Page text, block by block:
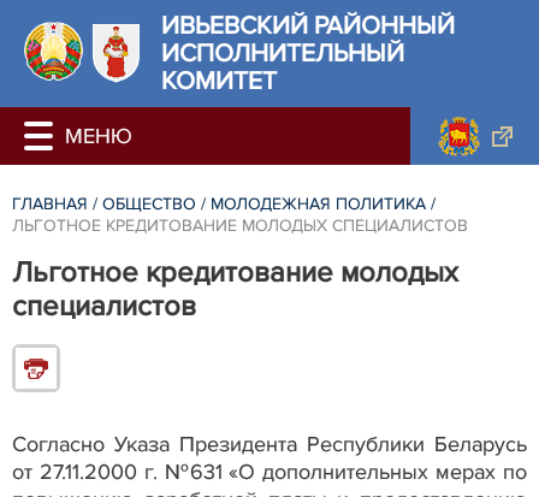
ИВЬЕВСКИЙ РАЙОННЫЙ
ИСПОЛНИТЕЛЬНЫЙ
КОМИТЕТ
ГЛАВНАЯ / ОБЩЕСТВО / МОЛОДЕЖНАЯ ПОЛИТИКА /
ЛЬГОТНОЕ КРЕДИТОВАНИЕ МОЛОДЫХ СПЕЦИАЛИСТОВ
Льготное кредитование молодых
специалистов
Согласно Указа Президента Республики Беларусь
от 27.11.2000 г. №631 «О дополнительных мерах по